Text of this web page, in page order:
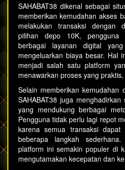
SAHABAT38 dikenal sebagai
memberikan kemudahan akses
melakukan transaksi dengan
pilihan depo 10K, pengguna
berbagai layanan digital
mengeluarkan biaya besar. Hal
menjadi salah satu platform
menawarkan proses yang
Selain memberikan kemudahan
SAHABAT38 juga
yang mendukung berbagai
Pengguna tidak perlu lagi repot
karena semua transaksi dapat
beberapa langkah
platform ini semakin populer di
mengutamakan kecepatan dan